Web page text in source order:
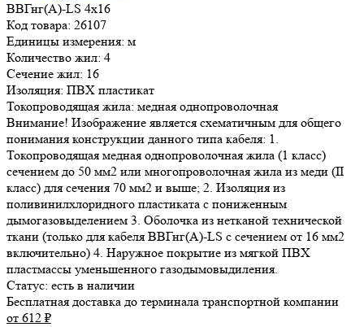
ВВГнг(A)-LS 4x16
Код товара: 26107
Единицы измерения: м
Количество жил: 4
Сечение жил: 16
Изоляция: ПВХ пластикат
Токопроводящая жила: медная однопроволочная
Внимание! Изображение является схематичным для общего
понимания конструкции данного типа кабеля: 1.
Токопроводящая медная однопроволочная жила (1 класс)
сечением до 50 мм2 или многопроволочная жила из меди (II
класс) для сечения 70 мм2 и выше; 2. Изоляция из
поливинилхлоридного пластиката с пониженным
дымогазовыделением 3. Оболочка из нетканой технической
ткани (только для кабеля ВВГнг(А)-LS с сечением от 16 мм2
включительно) 4. Наружное покрытие из мягкой ПВХ
пластмассы уменьшенного газодымовыдиления.
Статус: есть в наличии
Бесплатная доставка до терминала транспортной компании
от 612 ₽